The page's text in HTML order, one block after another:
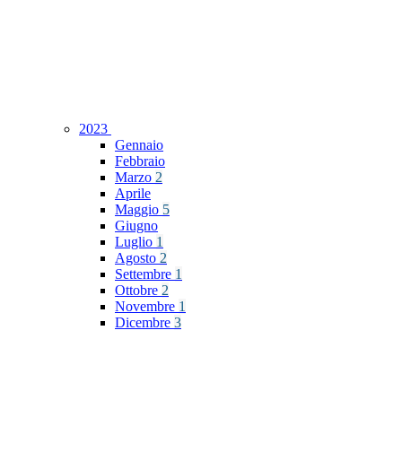
2023
Gennaio
Febbraio
Marzo 2
Aprile
Maggio 5
Giugno
Luglio 1
Agosto 2
Settembre 1
Ottobre 2
Novembre 1
Dicembre 3